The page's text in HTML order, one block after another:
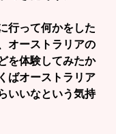
行って何かをした
オーストラリアの
を体験してみたか
ばオーストラリア
いいなという気持